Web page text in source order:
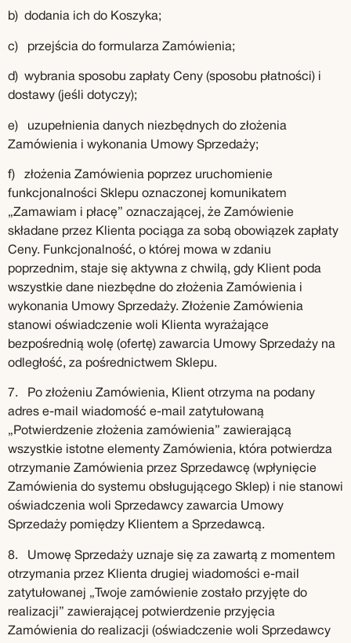
b) dodania ich do Koszyka;
c) przejścia do formularza Zamówienia;
d) wybrania sposobu zapłaty Ceny (sposobu płatności) i
dostawy (jeśli dotyczy);
e) uzupełnienia danych niezbędnych do złożenia
Zamówienia i wykonania Umowy Sprzedaży;
f) złożenia Zamówienia poprzez uruchomienie
funkcjonalności Sklepu oznaczonej komunikatem
„Zamawiam i płacę” oznaczającej, że Zamówienie
składane przez Klienta pociąga za sobą obowiązek zapłaty
Ceny. Funkcjonalność, o której mowa w zdaniu
poprzednim, staje się aktywna z chwilą, gdy Klient poda
wszystkie dane niezbędne do złożenia Zamówienia i
wykonania Umowy Sprzedaży. Złożenie Zamówienia
stanowi oświadczenie woli Klienta wyrażające
bezpośrednią wolę (ofertę) zawarcia Umowy Sprzedaży na
odległość, za pośrednictwem Sklepu.
7. Po złożeniu Zamówienia, Klient otrzyma na podany
adres e-mail wiadomość e-mail zatytułowaną
„Potwierdzenie złożenia zamówienia” zawierającą
wszystkie istotne elementy Zamówienia, która potwierdza
otrzymanie Zamówienia przez Sprzedawcę (wpłynięcie
Zamówienia do systemu obsługującego Sklep) i nie stanowi
oświadczenia woli Sprzedawcy zawarcia Umowy
Sprzedaży pomiędzy Klientem a Sprzedawcą.
8. Umowę Sprzedaży uznaje się za zawartą z momentem
otrzymania przez Klienta drugiej wiadomości e-mail
zatytułowanej „Twoje zamówienie zostało przyjęte do
realizacji” zawierającej potwierdzenie przyjęcia
Zamówienia do realizacji (oświadczenie woli Sprzedawcy